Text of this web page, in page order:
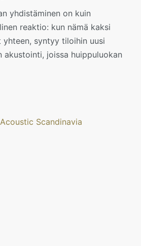
yhdistäminen on kuin
reaktio: kun nämä kaksi
syntyy tiloihin uusi
akustointi, joissa huippuluokan